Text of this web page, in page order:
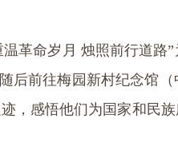
革命岁月 烛照前行道路
后前往梅园新村纪念馆
，感悟他们为国家和民